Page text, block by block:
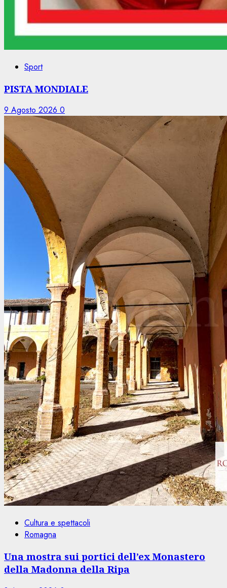
Sport
PISTA MONDIALE
9 Agosto 2026 0
Cultura e spettacoli
Romagna
Una mostra sui portici dell’ex Monastero
della Madonna della Ripa